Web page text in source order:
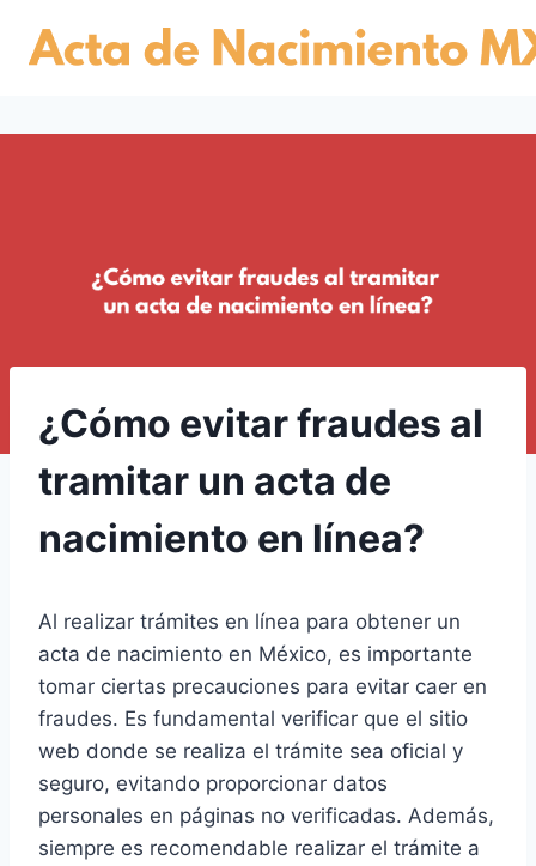
¿Cómo evitar fraudes al
tramitar un acta de
nacimiento en línea?
Al realizar trámites en línea para obtener un
acta de nacimiento en México, es importante
tomar ciertas precauciones para evitar caer en
fraudes. Es fundamental verificar que el sitio
web donde se realiza el trámite sea oficial y
seguro, evitando proporcionar datos
personales en páginas no verificadas. Además,
siempre es recomendable realizar el trámite a